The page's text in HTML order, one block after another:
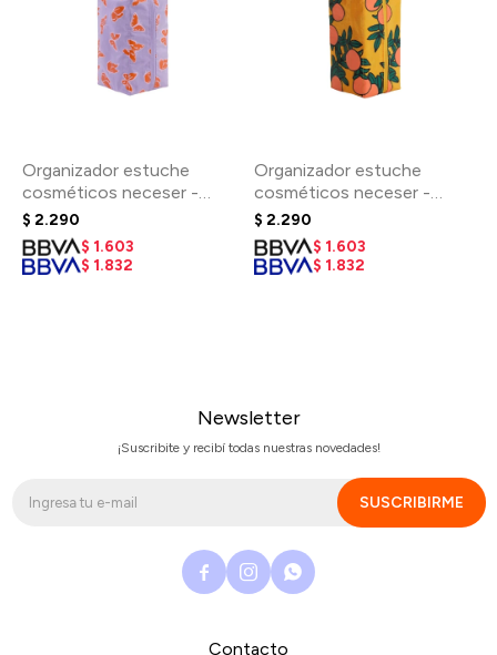
Organizador estuche
cosméticos neceser -
Butterflies
$ 2.290
$ 1.603
$ 1.832
Organizador estuche
cosméticos neceser -
Orange Tree
$ 2.290
$ 1.603
$ 1.832
Contacto
Newsletter
¡Suscribite y recibí todas nuestras novedades!
SUSCRIBIRME
  